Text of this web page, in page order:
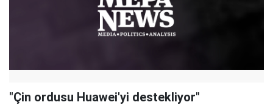
"Çin ordusu Huawei'yi destekliyor"